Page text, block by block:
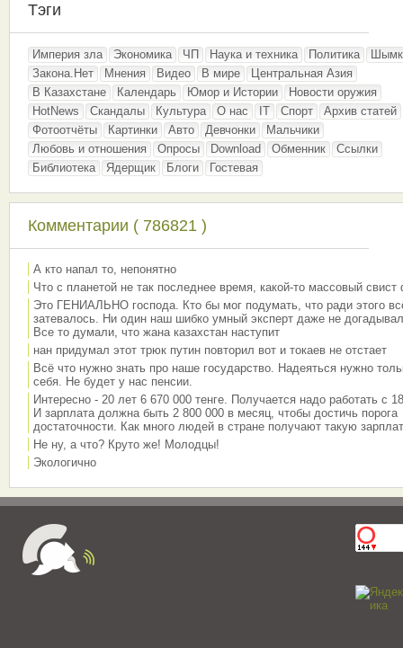
Тэги
Империя зла Экономика ЧП Наука и техника Политика
Закона.Нет
Мнения Видео В мире
Центральная Азия
В Казахстане
Календарь Юмор и Истории
Новости оружия
HotNews
Скандалы Культура О нас IT Спорт
Архив статей
Фотоотчёты
Картинки Авто Девчонки
Мальчики
Любовь и отношения
Опросы Download Обменник
Ссылки
Библиотека
Ядерщик Блоги Гостевая
Комментарии ( 786821 )
А кто напал то, непонятно
Что с планетой не так последнее время, какой-то массовый свист
Это ГЕНИАЛЬНО господа. Кто бы мог подумать, что ради этого
затевалось. Ни один наш шибко умный эксперт даже не
Все то думали, что жана казахстан наступит
нан придумал этот трюк путин повторил вот и токаев не отстает
Всё что нужно знать про наше государство. Надеяться нужно
себя. Не будет у нас пенсии.
Интересно - 20 лет 6 670 000 тенге. Получается надо работать с
И зарплата должна быть 2 800 000 в месяц, чтобы достичь порога
достаточности. Как много людей в стране получают такую
Не ну, а что? Круто же! Молодцы!
Экологично